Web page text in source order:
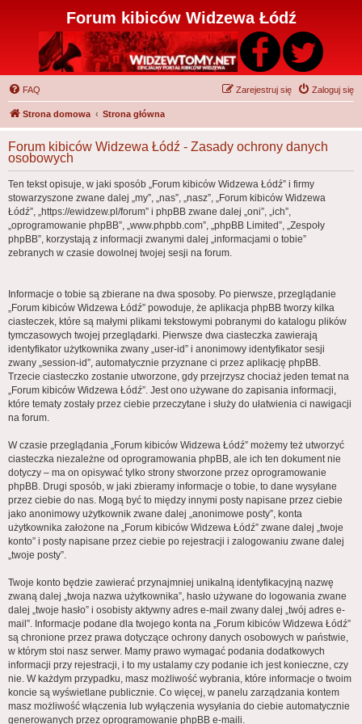
Forum kibiców Widzewa Łódź
FAQ Zaloguj się
Zarejestruj się
Strona domowa Strona główna
Forum kibiców Widzewa Łódź - Zasady ochrony danych
osobowych
Ten tekst opisuje, w jaki sposób „Forum kibiców Widzewa Łódź” i firmy
stowarzyszone zwane dalej „my”, „nas”, „nasz”, „Forum kibiców Widzewa
Łódź”, „https://ewidzew.pl/forum” i phpBB zwane dalej „oni”, „ich”,
„oprogramowanie phpBB”, „www.phpbb.com”, „phpBB Limited”, „Zespoły
phpBB”, korzystają z informacji zwanymi dalej „informacjami o tobie”
zebranych w czasie dowolnej twojej sesji na forum.
Informacje o tobie są zbierane na dwa sposoby. Po pierwsze, przeglądanie
„Forum kibiców Widzewa Łódź” powoduje, że aplikacja phpBB tworzy kilka
ciasteczek, które są małymi plikami tekstowymi pobranymi do katalogu plików
tymczasowych twojej przeglądarki. Pierwsze dwa ciasteczka zawierają
identyfikator użytkownika zwany „user-id” i anonimowy identyfikator sesji
zwany „session-id”, automatycznie przyznane ci przez aplikację phpBB.
Trzecie ciasteczko zostanie utworzone, gdy przejrzysz chociaż jeden temat na
„Forum kibiców Widzewa Łódź”. Jest ono używane do zapisania informacji,
które tematy zostały przez ciebie przeczytane i służy do ułatwienia ci nawigacji
na forum.
W czasie przeglądania „Forum kibiców Widzewa Łódź” możemy też utworzyć
ciasteczka niezależne od oprogramowania phpBB, ale ich ten dokument nie
dotyczy – ma on opisywać tylko strony stworzone przez oprogramowanie
phpBB. Drugi sposób, w jaki zbieramy informacje o tobie, to dane wysyłane
przez ciebie do nas. Mogą być to między innymi posty napisane przez ciebie
jako anonimowy użytkownik zwane dalej „anonimowe posty”, konta
użytkownika założone na „Forum kibiców Widzewa Łódź” zwane dalej „twoje
konto” i posty napisane przez ciebie po rejestracji i zalogowaniu zwane dalej
„twoje posty”.
Twoje konto będzie zawierać przynajmniej unikalną identyfikacyjną nazwę
zwaną dalej „twoja nazwa użytkownika”, hasło używane do logowania zwane
dalej „twoje hasło” i osobisty aktywny adres e-mail zwany dalej „twój adres e-
mail”. Informacje podane dla twojego konta na „Forum kibiców Widzewa Łódź”
są chronione przez prawa dotyczące ochrony danych osobowych w państwie,
w którym stoi nasz serwer. Mamy prawo wymagać podania dodatkowych
informacji przy rejestracji, i to my ustalamy czy podanie ich jest konieczne, czy
nie. W każdym przypadku, masz możliwość wybrania, które informacje o twoim
koncie są wyświetlane publicznie. Co więcej, w panelu zarządzania kontem
masz możliwość włączenia lub wyłączenia wysyłania do ciebie automatycznie
generowanych przez oprogramowanie phpBB e-maili.